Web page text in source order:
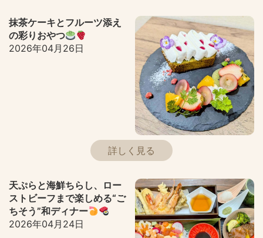
抹茶ケーキとフルーツ添え
の彩りおやつ
2026年04月26日
詳しく見る
天ぷらと海鮮ちらし、ロー
ストビーフまで楽しめる“ご
ちそう”和ディナー
2026年04月24日